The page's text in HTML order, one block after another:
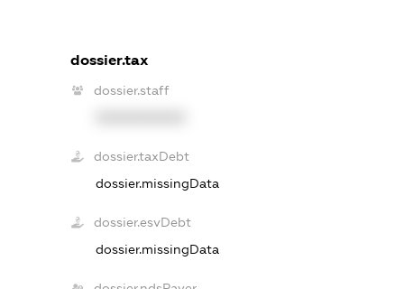
dossier.tax
dossier.staff
dossier.taxDebt
dossier.missingData
dossier.esvDebt
dossier.missingData